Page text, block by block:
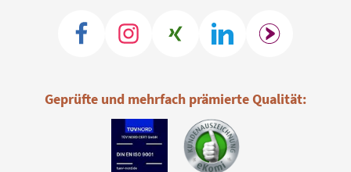
Geprüfte und mehrfach prämierte Qualität: